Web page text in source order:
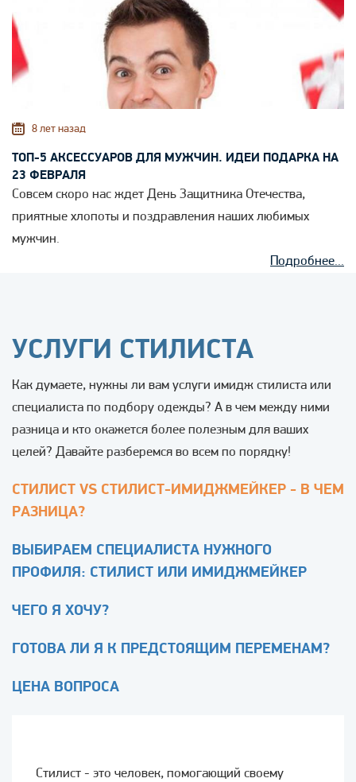
8 лет назад
ТОП-5 АКСЕССУАРОВ ДЛЯ МУЖЧИН. ИДЕИ ПОДАРКА НА
23 ФЕВРАЛЯ
Совсем скоро нас ждет День Защитника Отечества,
приятные хлопоты и поздравления наших любимых
мужчин.
Подробнее...
УСЛУГИ СТИЛИСТА
Как думаете, нужны ли вам услуги имидж стилиста или
специалиста по подбору одежды? А в чем между ними
разница и кто окажется более полезным для ваших
целей? Давайте разберемся во всем по порядку!
СТИЛИСТ VS СТИЛИСТ-ИМИДЖМЕЙКЕР - В ЧЕМ
РАЗНИЦА?
ВЫБИРАЕМ СПЕЦИАЛИСТА НУЖНОГО
ПРОФИЛЯ: СТИЛИСТ ИЛИ ИМИДЖМЕЙКЕР
ЧЕГО Я ХОЧУ?
ГОТОВА ЛИ Я К ПРЕДСТОЯЩИМ ПЕРЕМЕНАМ?
ЦЕНА ВОПРОСА
Стилист - это человек, помогающий своему